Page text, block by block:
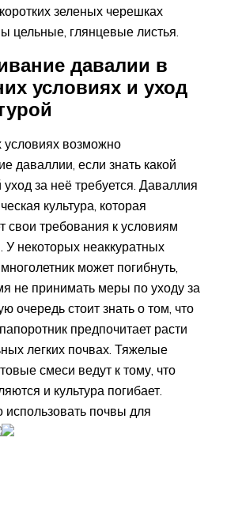
зеленых черешках
цельные, глянцевые листья.
давалии в
условиях и уход
возможно
даваллии, если знать какой
за неё требуется. Даваллия
культура, которая
свои требования к условиям
У некоторых неаккуратных
может погибнуть,
не принимать меры по уходу за
очередь стоит знать о том, что
предпочитает расти
легких почвах. Тяжелые
смеси ведут к тому, что
и культура погибает.
использовать почвы для